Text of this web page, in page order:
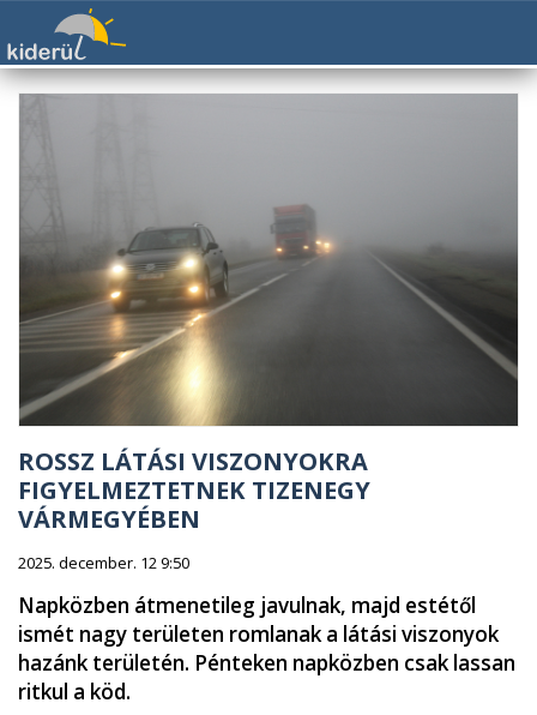
ROSSZ LÁTÁSI VISZONYOKRA
FIGYELMEZTETNEK TIZENEGY
VÁRMEGYÉBEN
2025. december. 12 9:50
Napközben átmenetileg javulnak, majd estétől
ismét nagy területen romlanak a látási viszonyok
hazánk területén. Pénteken napközben csak lassan
ritkul a köd.